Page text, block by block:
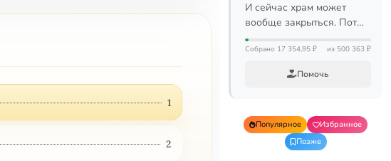
1
2
И сейчас храм может
вообще закрыться. Пот…
Собрано 17 354,95 ₽ из 500 363 ₽
Помочь
Популярное
Избранное
Позже